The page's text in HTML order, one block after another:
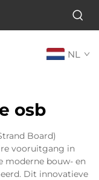
NL
osb
Board)
vooruitgang in
moderne bouw- en
Dit innovatieve